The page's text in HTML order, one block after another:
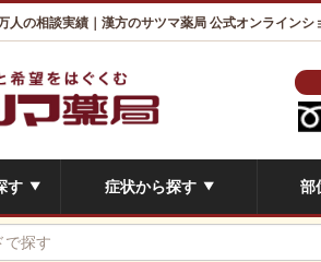
人の相談実績｜漢方のサツマ薬局 公式オンラインシ
す ▼ 症状から探す ▼ 部